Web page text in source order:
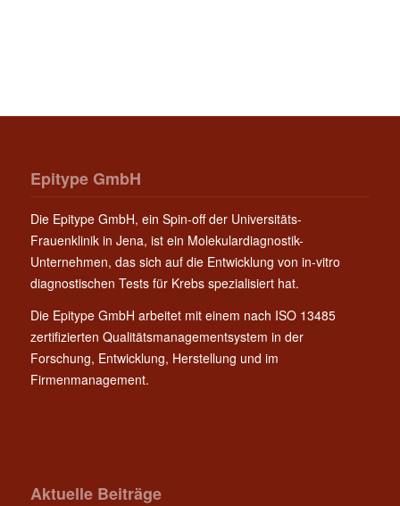
Epitype GmbH
Die Epitype GmbH, ein Spin-off der Universitäts-
Frauenklinik in Jena, ist ein Molekulardiagnostik-
Unternehmen, das sich auf die Entwicklung von in-vitro
diagnostischen Tests für Krebs spezialisiert hat.
Die Epitype GmbH arbeitet mit einem nach ISO 13485
zertifizierten Qualitätsmanagementsystem in der
Forschung, Entwicklung, Herstellung und im
Firmenmanagement.
Aktuelle Beiträge